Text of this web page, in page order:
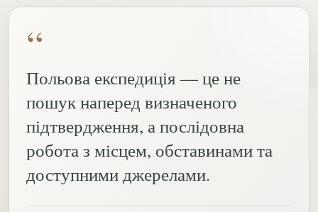
“
Польова експедиція — це не
пошук наперед визначеного
підтвердження, а послідовна
робота з місцем, обставинами та
доступними джерелами.